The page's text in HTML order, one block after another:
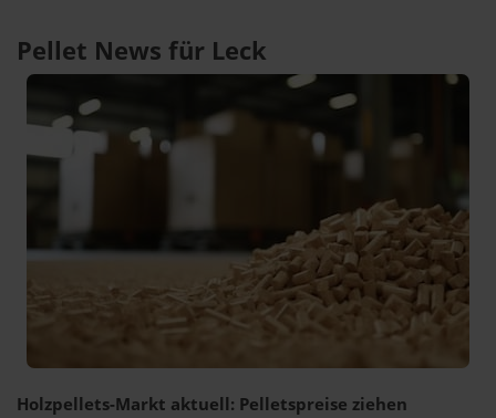
Pellet News für Leck
Holzpellets-Markt aktuell: Pelletspreise ziehen